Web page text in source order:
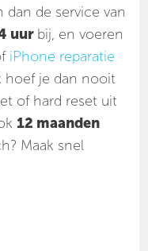
de service van
uur bij, en voeren
iPhone reparatie
hoef je dan nooit
of hard reset uit
12 maanden
Maak snel